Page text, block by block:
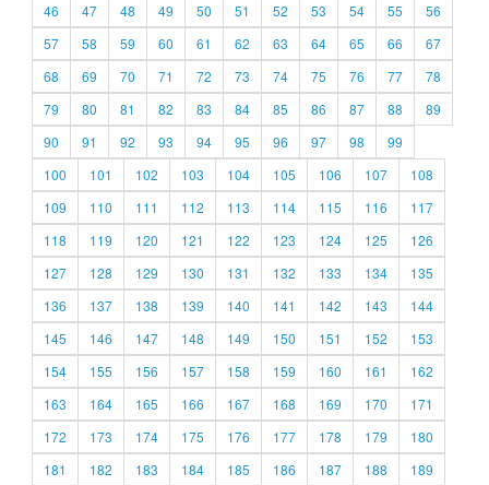
46
47 48 49 50 51 52 53 54 55
56
57
58 59 60 61 62 63 64 65 66
67
68
69 70 71 72 73 74 75 76 77
78
79
80 81 82 83 84 85 86 87 88
89
90
91 92 93 94 95 96 97 98
99
100
101 102 103 104 105 106 107
108
109
110 111 112 113 114 115 116
117
118
119 120 121 122 123 124 125
126
127
128 129 130 131 132 133 134
135
136
137 138 139 140 141 142 143
144
145
146 147 148 149 150 151 152
153
154
155 156 157 158 159 160 161
162
163
164 165 166 167 168 169 170
171
172
173 174 175 176 177 178 179
180
181
182 183 184 185 186 187 188
189